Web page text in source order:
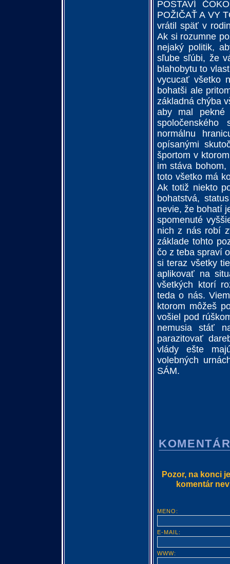
POSTAVÍ
POŽIČAŤ A VY
vrátil späť v
Ak si rozumne
nejaký politik,
sľube sľúbi, že
blahobytu to
vycucať všetko
bohatši ale
základná chýba
aby mal
normálnu
opísanými
športom v
im stáva
toto všetko má
Ak totiž niekto
bohatstvá,
nevie, že bohatí
spomenuté
nich z nás robí
základe tohto
čo z teba spraví
si teraz všetky
aplikovať na
všetkých ktorí
teda o nás.
ktorom môžeš
vošiel pod
nemusia stáť
parazitovať
vlády ešte
volebných
SÁM.
Pozor, na konci
komentár
MENO:
E-MAIL:
WWW: